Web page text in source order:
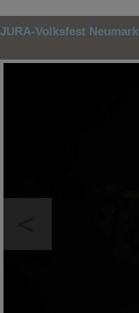
JURA-Volksfest